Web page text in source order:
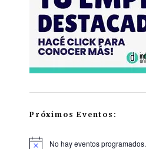
Próximos Eventos:
No hay eventos programados.